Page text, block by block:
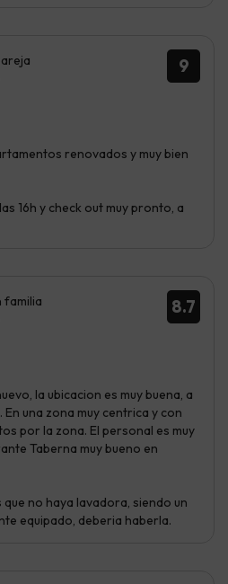
9
renovados y muy bien
16h y check out muy pronto, a
8.7
familia
la ubicacion es muy buena, a
En una zona muy centrica y con
por la zona. El personal es muy
Taberna muy bueno en
que no haya lavadora, siendo un
equipado, deberia haberla.